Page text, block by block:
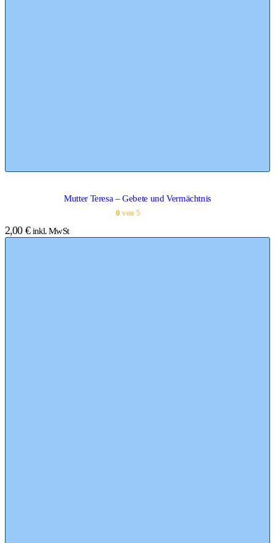
Mutter Teresa – Gebete und Vermächtnis
0 von 5
2,00 € inkl. MwSt